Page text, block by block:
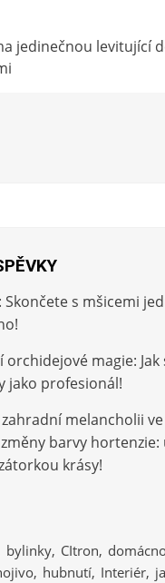
jedinečnou levitující
Skončete s mšicemi
magie:
jako profesionál!
melancholii
barvy
krásy!
bylinky CItron
hubnutí Interiér